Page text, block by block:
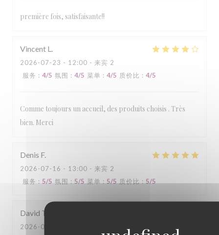
première fois, satisfaisante!!
Vincent L
2026-07-23 - 12:00 - 来宾 2
服务 : 4/5 氛围 : 4/5 菜单 : 4/5 质价比 : 4/5
Comme toujours un accueil, des produits choisis . Très
bien. Merci
Denis F
2026-07-16 - 13:00 - 来宾 2
服务 : 5/5 氛围 : 5/5 菜单 : 5/5 质价比 : 5/5
David T
2026-07-09